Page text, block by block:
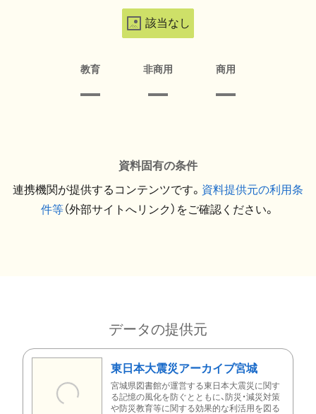
該当なし
教育 非商用 商用
資料固有の条件
連携機関が提供するコンテンツです。 資料提供元の利用条
件等（外部サイトへリンク）をご確認ください。
データの提供元
東日本大震災アーカイブ宮城
宮城県図書館が運営する東日本大震災に関す
る記憶の風化を防ぐとともに、防災・減災対策
や防災教育等に関する効果的な利活用を図る